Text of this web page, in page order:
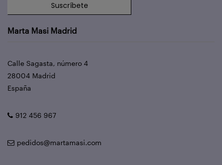
Suscríbete
Marta Masi Madrid
Calle Sagasta, número 4
28004 Madrid
España
912 456 967
pedidos@martamasi.com